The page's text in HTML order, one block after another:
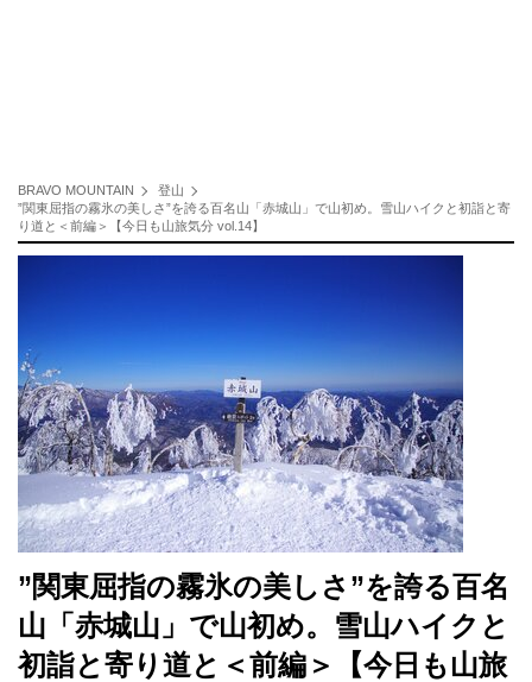
BRAVO MOUNTAIN
登山
”関東屈指の霧氷の美しさ”を誇る百名山「赤城山」で山初め。雪山ハイクと初詣と寄
り道と＜前編＞【今日も山旅気分 vol.14】
”関東屈指の霧氷の美しさ”を誇る百名
山「赤城山」で山初め。雪山ハイクと
初詣と寄り道と＜前編＞【今日も山旅